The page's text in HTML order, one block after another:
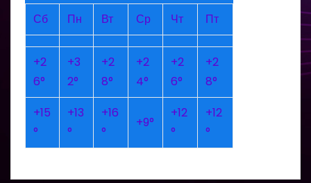
Сб
Пн Вт Ср Чт Пт
+2
6°
+3
2°
+2
8°
+2
4°
+2
6°
+2
8°
+15
°
+13
°
+16
°
+9°
+12
°
+12
°